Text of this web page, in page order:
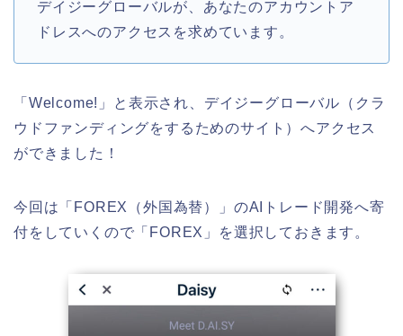
デイジーグローバルが、あなたのアカウントア
ドレスへのアクセスを求めています。
「Welcome!」と表示され、デイジーグローバル（クラ
ウドファンディングをするためのサイト）へアクセス
ができました！
今回は「FOREX（外国為替）」のAIトレード開発へ寄
付をしていくので「FOREX」を選択しておきます。